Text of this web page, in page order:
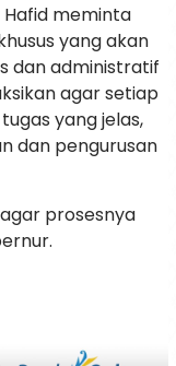
meminta
yang akan
dan administratif
agar setiap
yang jelas,
dan pengurusan
prosesnya